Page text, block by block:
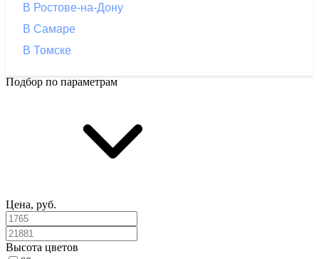
В Ростове-на-Дону
В Самаре
В Томске
Подбор по параметрам
Цена, руб.
Высота цветов